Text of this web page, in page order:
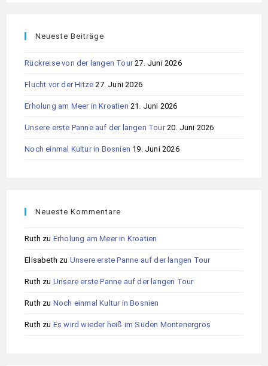
Neueste Beiträge
Rückreise von der langen Tour 27. Juni 2026
Flucht vor der Hitze 27. Juni 2026
Erholung am Meer in Kroatien 21. Juni 2026
Unsere erste Panne auf der langen Tour 20. Juni 2026
Noch einmal Kultur in Bosnien 19. Juni 2026
Neueste Kommentare
Ruth zu Erholung am Meer in Kroatien
Elisabeth zu Unsere erste Panne auf der langen Tour
Ruth zu Unsere erste Panne auf der langen Tour
Ruth zu Noch einmal Kultur in Bosnien
Ruth zu Es wird wieder heiß im Süden Montenergros